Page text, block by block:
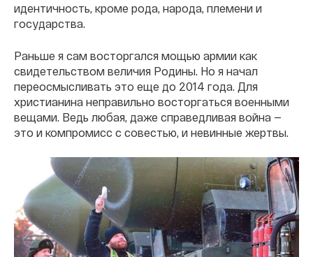
идентичность, кроме рода, народа, племени и
государства.
Раньше я сам восторгался мощью армии как
свидетельством величия Родины. Но я начал
переосмысливать это еще до 2014 года. Для
христианина неправильно восторгаться военными
вещами. Ведь любая, даже справедливая война —
это и компромисс с совестью, и невинные жертвы.